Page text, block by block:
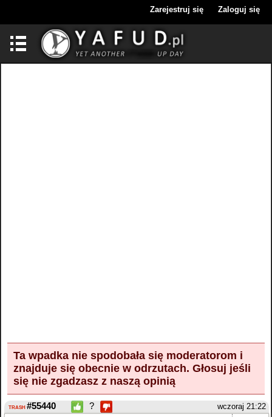
Zarejestruj się Zaloguj się
Ta wpadka nie spodobała się moderatorom i
znajduje się obecnie w odrzutach. Głosuj jeśli
się nie zgadzasz z naszą opinią
wczoraj 21:22
TRASH #55440 ?